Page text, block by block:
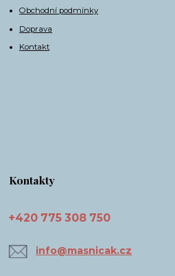
Obchodní podmínky
Doprava
Kontakt
Kontakty
+420 775 308 750
info@masnicak.cz